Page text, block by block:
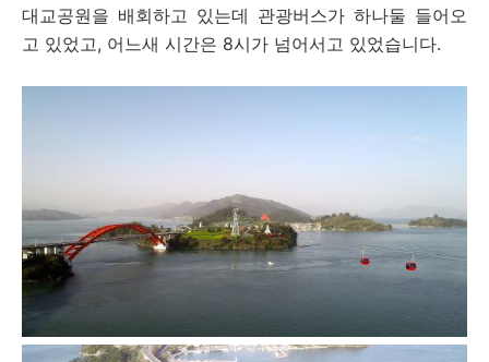
대교공원을 배회하고 있는데 관광버스가 하나둘 들어오
고 있었고, 어느새 시간은 8시가 넘어서고 있었습니다.